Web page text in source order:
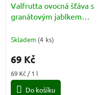
Valfrutta ovocná šťáva s
granátovým jablkem
Skladem (4 ks)
69 Kč
Měrná
cena:
69 Kč / 1 l
Do košíku